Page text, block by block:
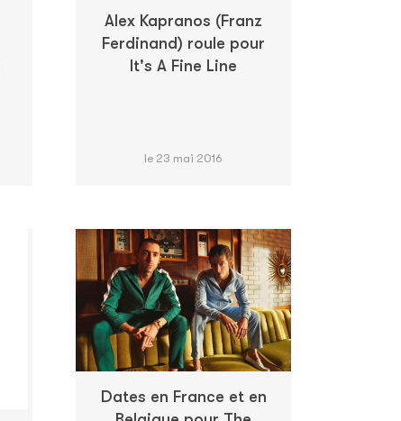
Alex Kapranos (Franz
Ferdinand) roule pour
It's A Fine Line
le 23 mai 2016
Dates en France et en